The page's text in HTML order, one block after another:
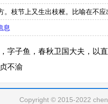
。枝节上又生出枝桠。比喻在不
息
字子鱼，春秋卫国大夫，以
不渝
Copyright © 2015-2022